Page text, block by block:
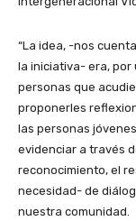
“La idea, -nos
la iniciativa- era, por
personas que
proponerles
las personas
evidenciar a través
reconocimiento, el
necesidad- de
nuestra comunidad.